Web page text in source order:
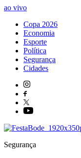
ao vivo
Copa 2026
Economia
Esporte
Política
Segurança
Cidades
Segurança